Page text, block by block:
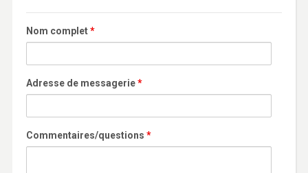
Nom complet*
Adresse de messagerie*
Commentaires/questions *